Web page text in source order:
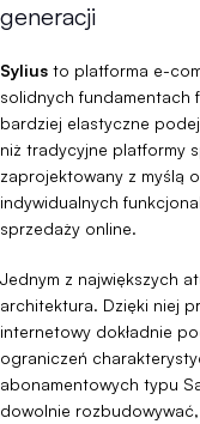
generacji
Sylius to platforma e-
solidnych fundamentach
bardziej elastyczne
niż tradycyjne platformy
zaprojektowany z myślą
indywidualnych
sprzedaży online.
Jednym z największych
architektura. Dzięki niej
internetowy dokładnie
ograniczeń
abonamentowych typu
dowolnie